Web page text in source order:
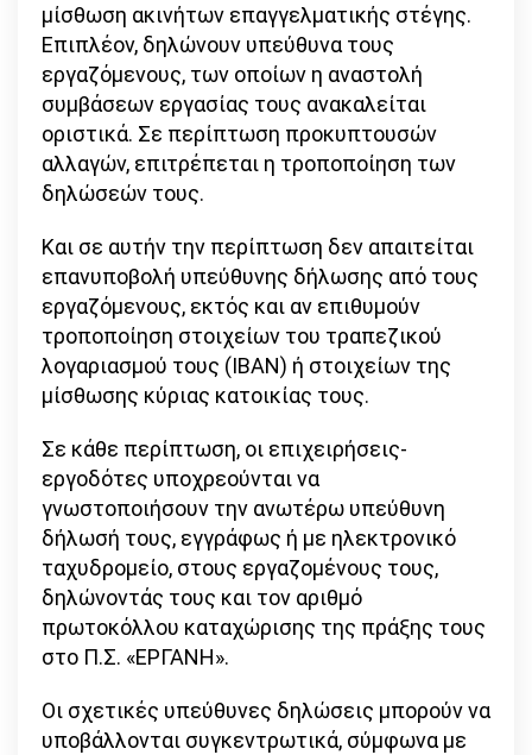
μίσθωση ακινήτων επαγγελματικής στέγης.
Επιπλέον, δηλώνουν υπεύθυνα τους
εργαζόμενους, των οποίων η αναστολή
συμβάσεων εργασίας τους ανακαλείται
οριστικά. Σε περίπτωση προκυπτουσών
αλλαγών, επιτρέπεται η τροποποίηση των
δηλώσεών τους.
Και σε αυτήν την περίπτωση δεν απαιτείται
επανυποβολή υπεύθυνης δήλωσης από τους
εργαζόμενους, εκτός και αν επιθυμούν
τροποποίηση στοιχείων του τραπεζικού
λογαριασμού τους (ΙΒΑΝ) ή στοιχείων της
μίσθωσης κύριας κατοικίας τους.
Σε κάθε περίπτωση, οι επιχειρήσεις-
εργοδότες υποχρεούνται να
γνωστοποιήσουν την ανωτέρω υπεύθυνη
δήλωσή τους, εγγράφως ή με ηλεκτρονικό
ταχυδρομείο, στους εργαζομένους τους,
δηλώνοντάς τους και τον αριθμό
πρωτοκόλλου καταχώρισης της πράξης τους
στο Π.Σ. «ΕΡΓΑΝΗ».
Οι σχετικές υπεύθυνες δηλώσεις μπορούν να
υποβάλλονται συγκεντρωτικά, σύμφωνα με